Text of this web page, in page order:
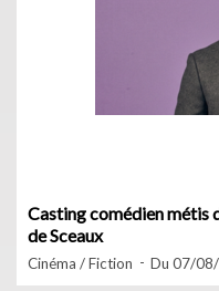
Casting comédien métis
de Sceaux
Cinéma / Fiction Du 07/